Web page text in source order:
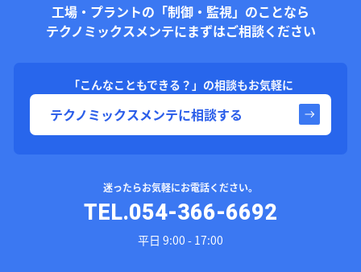
工場・プラントの「制御・監視」のことなら
テクノミックスメンテにまずはご相談ください
「こんなこともできる？」の相談もお気軽に
テクノミックスメンテに相談する
迷ったらお気軽にお電話ください。
TEL.054-366-6692
平日 9:00 - 17:00